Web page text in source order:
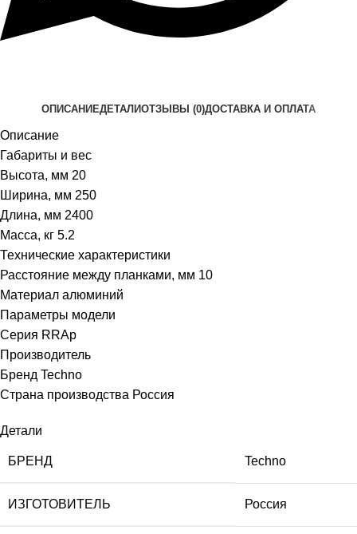
ОПИСАНИЕДЕТАЛИОТЗЫВЫ (0)ДОСТАВКА И ОПЛАТА
Описание
Габариты и вес
Высота, мм 20
Ширина, мм 250
Длина, мм 2400
Масса, кг 5.2
Технические характеристики
Расстояние между планками, мм 10
Материал алюминий
Параметры модели
Серия RRAp
Производитель
Бренд Techno
Страна производства Россия
Детали
БРЕНД Techno
ИЗГОТОВИТЕЛЬ Россия